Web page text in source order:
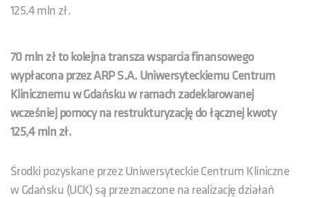
125,4 mln zł.
70 mln zł to kolejna transza wsparcia finansowego
wypłacona przez ARP S.A. Uniwersyteckiemu Centrum
Klinicznemu w Gdańsku w ramach zadeklarowanej
wcześniej pomocy na restrukturyzację do łącznej kwoty
125,4 mln zł.
Środki pozyskane przez Uniwersyteckie Centrum Kliniczne
w Gdańsku (UCK) są przeznaczone na realizację działań